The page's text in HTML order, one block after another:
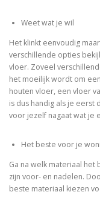
Weet wat je wil
Het klinkt eenvoudig
verschillende opties
vloer. Zoveel
het moeilijk wordt om
houten vloer, een vloer
is dus handig als je eerst
voor jezelf nagaat wat je
Het beste voor je
Ga na welk materiaal het
zijn voor- en nadelen.
beste materiaal kiezen